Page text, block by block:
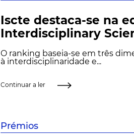
Iscte destaca-se na
Interdisciplinary
O ranking baseia-se em três
à interdisciplinaridade e...
Continuar a ler
Prémios